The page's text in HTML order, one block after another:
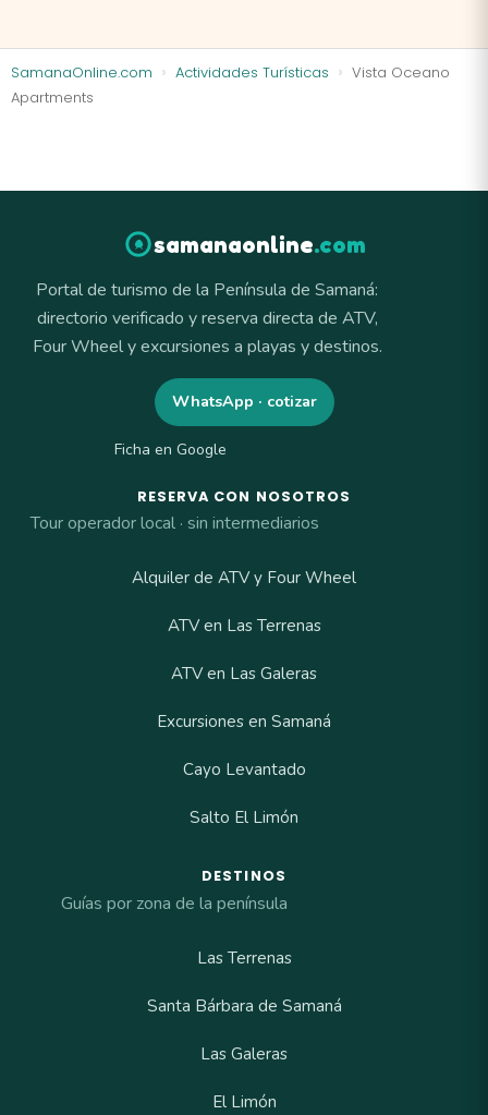
SamanaOnline.com Actividades Turísticas
Vista Oceano
Apartments
samanaonline.com
Portal de turismo de la Península de Samaná:
directorio verificado y reserva directa de ATV,
Four Wheel y excursiones a playas y destinos.
WhatsApp · cotizar
Ficha en Google
RESERVA CON NOSOTROS
Tour operador local · sin intermediarios
Alquiler de ATV y Four Wheel
ATV en Las Terrenas
ATV en Las Galeras
Excursiones en Samaná
Cayo Levantado
Salto El Limón
DESTINOS
Guías por zona de la península
Las Terrenas
Santa Bárbara de Samaná
Las Galeras
El Limón